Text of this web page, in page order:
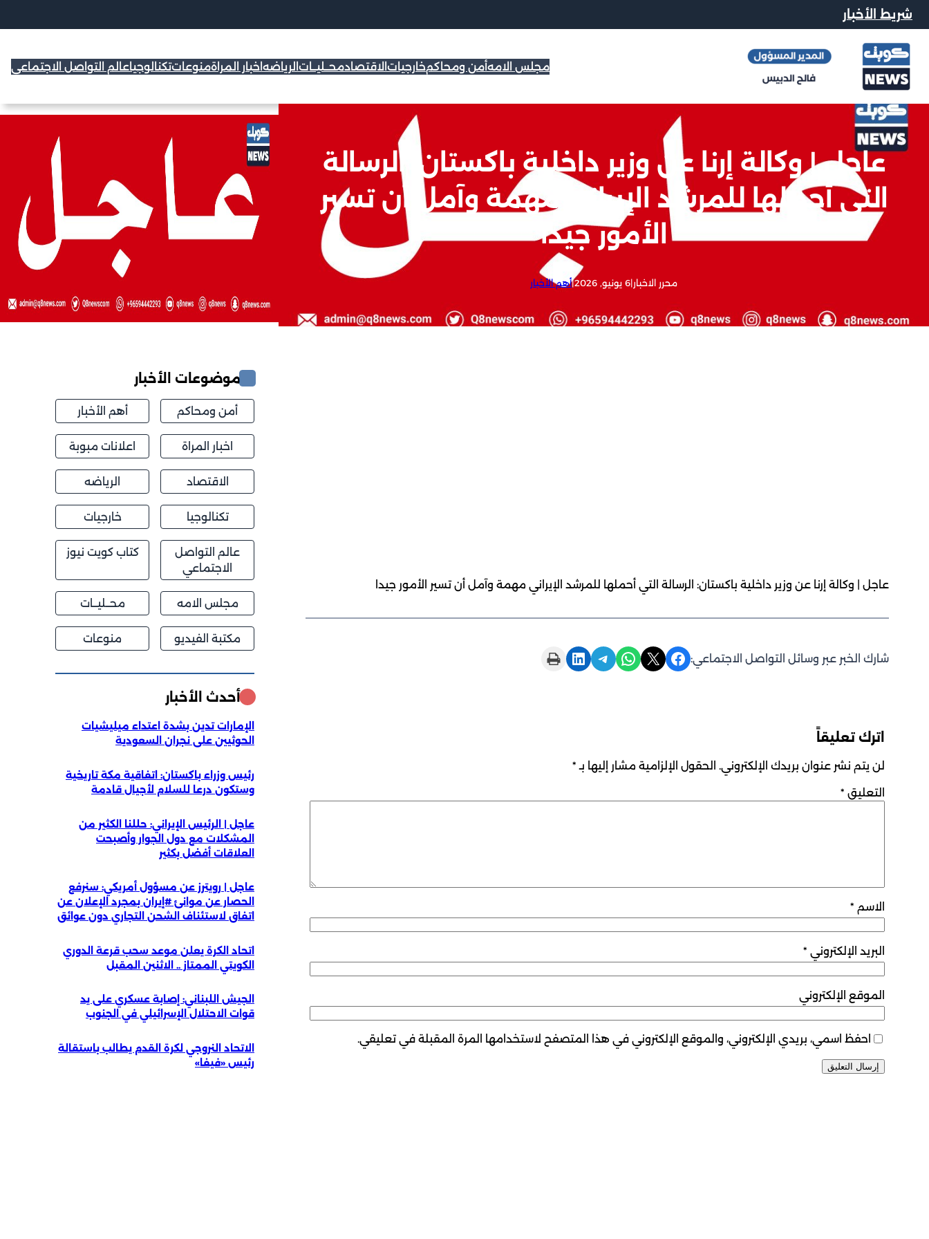
شريط الأخبار
مجلس الامهأمن ومحاكمخارجيات الاقتصادمحــليــات الرياضه اخبار المراةمنوعاتتكنالوجياعالم التواصل الاجتماعي
عاجل | وكالة إرنا عن وزير داخلية باكستان: الرسالة
التي أحملها للمرشد الإيراني مهمة وآمل أن تسير
الأمور جيدا
محرر الاخبار|6 يونيو, 2026 |أهم الأخبار
عاجل | وكالة إرنا عن وزير داخلية باكستان: الرسالة التي أحملها للمرشد الإيراني مهمة وآمل أن تسير الأمور جيدا
شارك الخبر عبر وسائل التواصل الاجتماعي: Share on Facebook
Share on X
Share on WhatsApp
Share on Telegram
Share on LinkedIn
Print this Page
اترك تعليقاً
لن يتم نشر عنوان بريدك الإلكتروني. الحقول الإلزامية مشار إليها بـ *
التعليق *
الاسم *
البريد الإلكتروني *
الموقع الإلكتروني
احفظ اسمي، بريدي الإلكتروني، والموقع الإلكتروني في هذا المتصفح لاستخدامها المرة المقبلة في تعليقي.
موضوعات الأخبار
أمن ومحاكم أهم الأخبار
اخبار المراة اعلانات مبوبة
الاقتصاد الرياضه
تكنالوجيا خارجيات
عالم التواصل
الاجتماعي
كتاب كويت نيوز
مجلس الامه محــليــات
مكتبة الفيديو منوعات
أحدث الأخبار
الإمارات تدين بشدة اعتداء ميليشيات
الحوثيين على نجران السعودية
رئيس وزراء باكستان: اتفاقية مكة تاريخية
وستكون درعا للسلام لأجيال قادمة
عاجل | الرئيس الإيراني: حللنا الكثير من
المشكلات مع دول الجوار وأصبحت
العلاقات أفضل بكثير
عاجل | رويترز عن مسؤول أمريكي: سنرفع
الحصار عن موانئ #إيران بمجرد الإعلان عن
اتفاق لاستئناف الشحن التجاري دون عوائق
اتحاد الكرة يعلن موعد سحب قرعة الدوري
الكويتي الممتاز .. الاثنين المقبل
الجيش اللبناني: إصابة عسكري على يد
قوات الاحتلال الإسرائيلي في الجنوب
الاتحاد النروجي لكرة القدم يطالب باستقالة
رئيس «فيفا»